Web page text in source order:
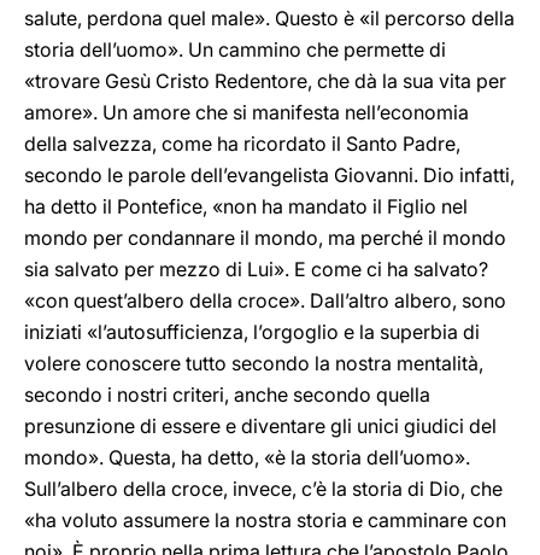
salute, perdona quel male». Questo è «il percorso della
storia dell’uomo». Un cammino che permette di
«trovare Gesù Cristo Redentore, che dà la sua vita per
amore». Un amore che si manifesta nell’economia
della salvezza, come ha ricordato il Santo Padre,
secondo le parole dell’evangelista Giovanni. Dio infatti,
ha detto il Pontefice, «non ha mandato il Figlio nel
mondo per condannare il mondo, ma perché il mondo
sia salvato per mezzo di Lui». E come ci ha salvato?
«con quest’albero della croce». Dall’altro albero, sono
iniziati «l’autosufficienza, l’orgoglio e la superbia di
volere conoscere tutto secondo la nostra mentalità,
secondo i nostri criteri, anche secondo quella
presunzione di essere e diventare gli unici giudici del
mondo». Questa, ha detto, «è la storia dell’uomo».
Sull’albero della croce, invece, c’è la storia di Dio, che
«ha voluto assumere la nostra storia e camminare con